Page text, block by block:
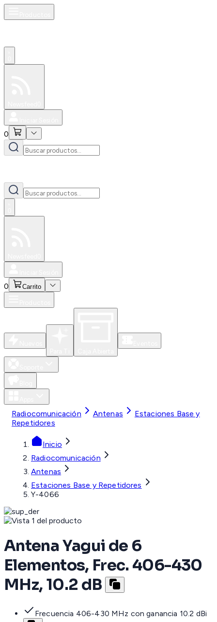
0
0 Carrito
Radiocomunicación Antenas
Estaciones Base y
Repetidores
Inicio
Radiocomunicación
Antenas
Estaciones Base y Repetidores
Y-4066
Antena Yagui de 6
Elementos, Frec. 406-430
MHz, 10.2 dB
Frecuencia 406-430 MHz con ganancia 10.2 dBi